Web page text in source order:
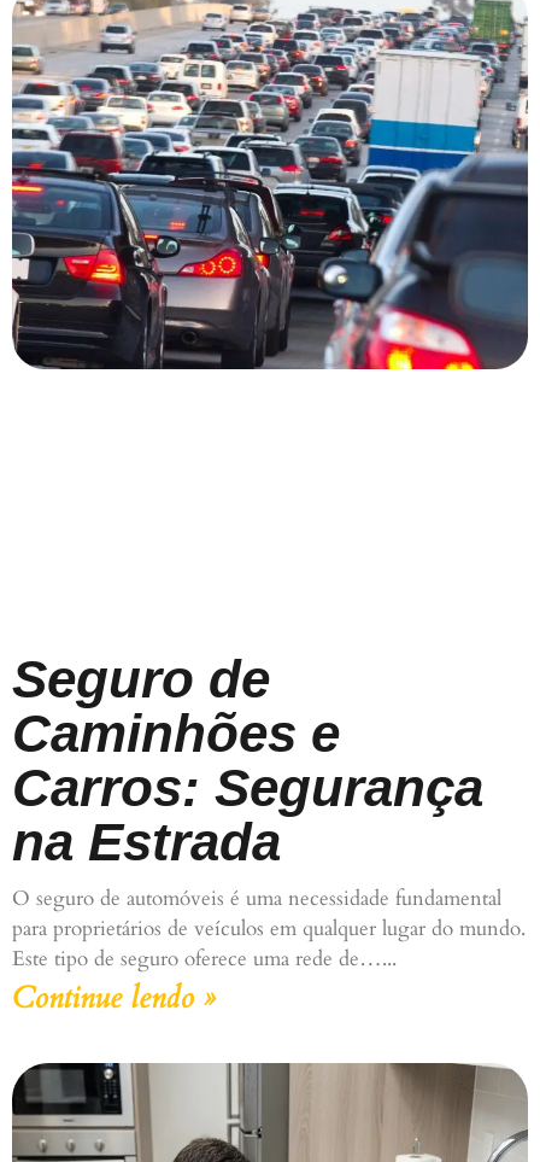
Seguro de
Caminhões e
Carros: Segurança
na Estrada
O seguro de automóveis é uma necessidade fundamental
para proprietários de veículos em qualquer lugar do mundo.
Este tipo de seguro oferece uma rede de…
Continue lendo »